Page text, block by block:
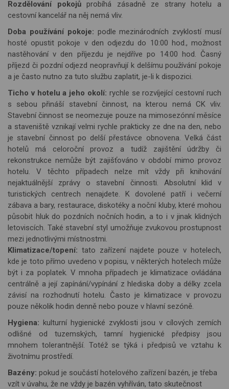
Rozdělování pokojůprobíhá zásadně ze strany hotelu a
cestovní kancelář na něj nemá vliv.
Doba používání pokoje: podle mezinárodních zvyklostí musí
hosté opustit pokoje v den odjezdu do 10:00 hod., možnost
nastěhování v den příjezdu je nejdříve po 14:00 hod. Časný
příjezd či pozdní odjezd neopravňují k delšímu používání pokoje
a je často nutno za tuto službu zaplatit, je-li k dispozici.
Ticho v hotelu a jeho okolí: rychle se rozvíjející cestovní ruch
s sebou přináší stavební činnost, na kterou nemá CK vliv.
Stavební činnost se neomezuje pouze na mimosezónní měsíce
a staveniště vznikají velmi rychle prakticky ze dne na den, nebo
je stavební činnost po delší přestávce obnovena. Velká část
hotelů má celoroční provoz a tudíž zajištění údržby či
rekonstrukce nemůže být zajišťováno v období mimo provoz
hotelu. V těchto případech nelze mít vždy při knihování
nejaktuálnější zprávy o stavební činnosti. Absolutní klid v
turistických centrech nenajdete. K dovolené patří i večerní
zábava a bary, restaurace, diskotéky a noční kluby, které mohou
působit hluk do pozdních nočních hodin, a to i v jinak klidných
letoviscích. Také stavební styl umožňuje zvukovou prostupnost
mezi jednotlivými místnostmi.
Klimatizace/topení: tato zařízení najdete pouze v hotelech,
kde je toto přímo uvedeno v popisu, v některých hotelech může
být i za poplatek. V mnoha případech je klimatizace ovládána
centrálně a její zapínání/vypínání z hlediska doby a délky zcela
závisí na rozhodnutí hotelu. Často je klimatizace v provozu
pouze několik hodin denně nebo pouze v hlavní sezóně.
Hygiena: kulturní hygienické zvyklosti jsou v cílových zemích
odlišné od tuzemských, tamní hygienické předpisy jsou
mnohem tolerantnější. Totéž se týká i předpisů ve vztahu k
životnímu prostředí.
Bazény: pokud je součástí hotelového zařízení bazén, je třeba
vzít v úvahu, že ne vždy je bazén vyhříván, tato skutečnost